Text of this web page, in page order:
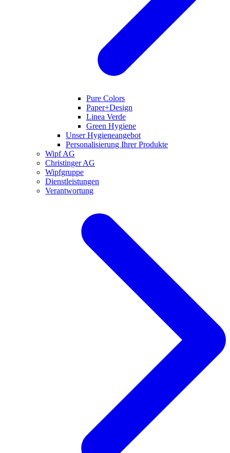
Pure Colors
Paper+Design
Linea Verde
Green Hygiene
Unser Hygieneangebot
Personalisierung Ihrer Produkte
Wipf AG
Christinger AG
Wipfgruppe
Dienstleistungen
Verantwortung